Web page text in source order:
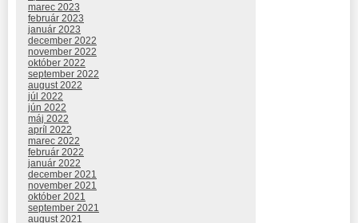
marec 2023
február 2023
január 2023
december 2022
november 2022
október 2022
september 2022
august 2022
júl 2022
jún 2022
máj 2022
apríl 2022
marec 2022
február 2022
január 2022
december 2021
november 2021
október 2021
september 2021
august 2021